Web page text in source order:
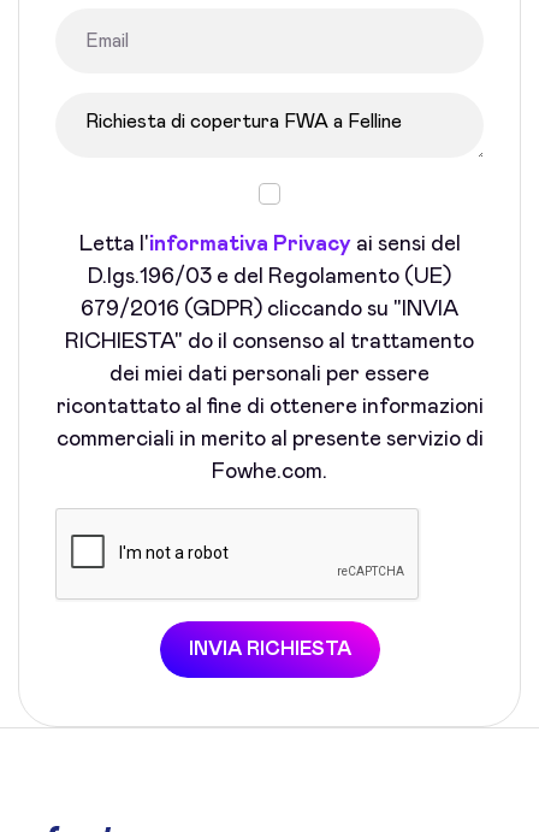
Letta l'informativa Privacyai sensi del
D.lgs.196/03 e del Regolamento (UE)
679/2016 (GDPR) cliccando su "INVIA
RICHIESTA" do il consenso al trattamento
dei miei dati personali per essere
ricontattato al fine di ottenere informazioni
commerciali in merito al presente servizio di
Fowhe.com.
INVIA RICHIESTA